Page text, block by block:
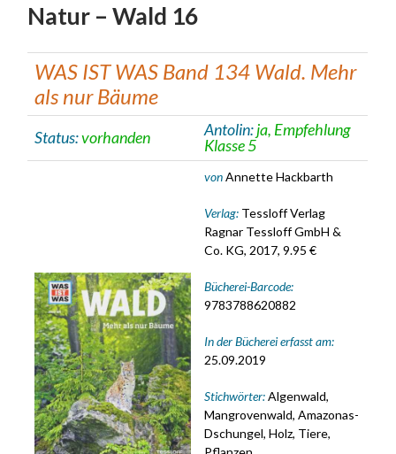
Natur – Wald 16
WAS IST WAS Band 134 Wald. Mehr
als nur Bäume
Status:vorhanden Antolin:ja, Empfehlung
Klasse 5
vonAnnette Hackbarth
Verlag: Tessloff Verlag
Ragnar Tessloff GmbH &
Co. KG, 2017, 9.95 €
Bücherei-Barcode:
9783788620882
In der Bücherei erfasst am:
25.09.2019
Stichwörter:Algenwald,
Mangrovenwald, Amazonas-
Dschungel, Holz, Tiere,